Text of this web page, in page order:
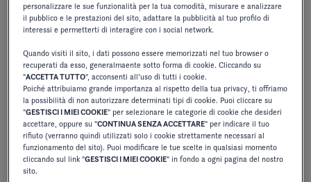
combina l'eleganza del nero profondo con la vivacità
del rosso intenso, creando un contrasto audace e
sofisticato.
personalizzare le sue funzionalità per la tua comodità, misurare e analizzare
il pubblico e le prestazioni del sito, adattare la pubblicità al tuo profilo di
interessi e permetterti di interagire con i social network.
Quando visiti il sito, i dati possono essere memorizzati nel tuo browser o
recuperati da esso, generalmaente sotto forma di cookie. Cliccando su
"ACCETTA TUTTO", acconsenti all’uso di tutti i cookie.
Poiché attribuiamo grande importanza al rispetto della tua privacy, ti offriamo
la possibilità di non autorizzare determinati tipi di cookie. Puoi cliccare su
"GESTISCI I MIEI COOKIE" per selezionare le categorie di cookie che desideri
accettare, oppure su "CONTINUA SENZA ACCETTARE" per indicare il tuo
rifiuto (verranno quindi utilizzati solo i cookie strettamente necessari al
funzionamento del sito). Puoi modificare le tue scelte in qualsiasi momento
cliccando sul link "GESTISCI I MIEI COOKIE" in fondo a ogni pagina del nostro
sito.